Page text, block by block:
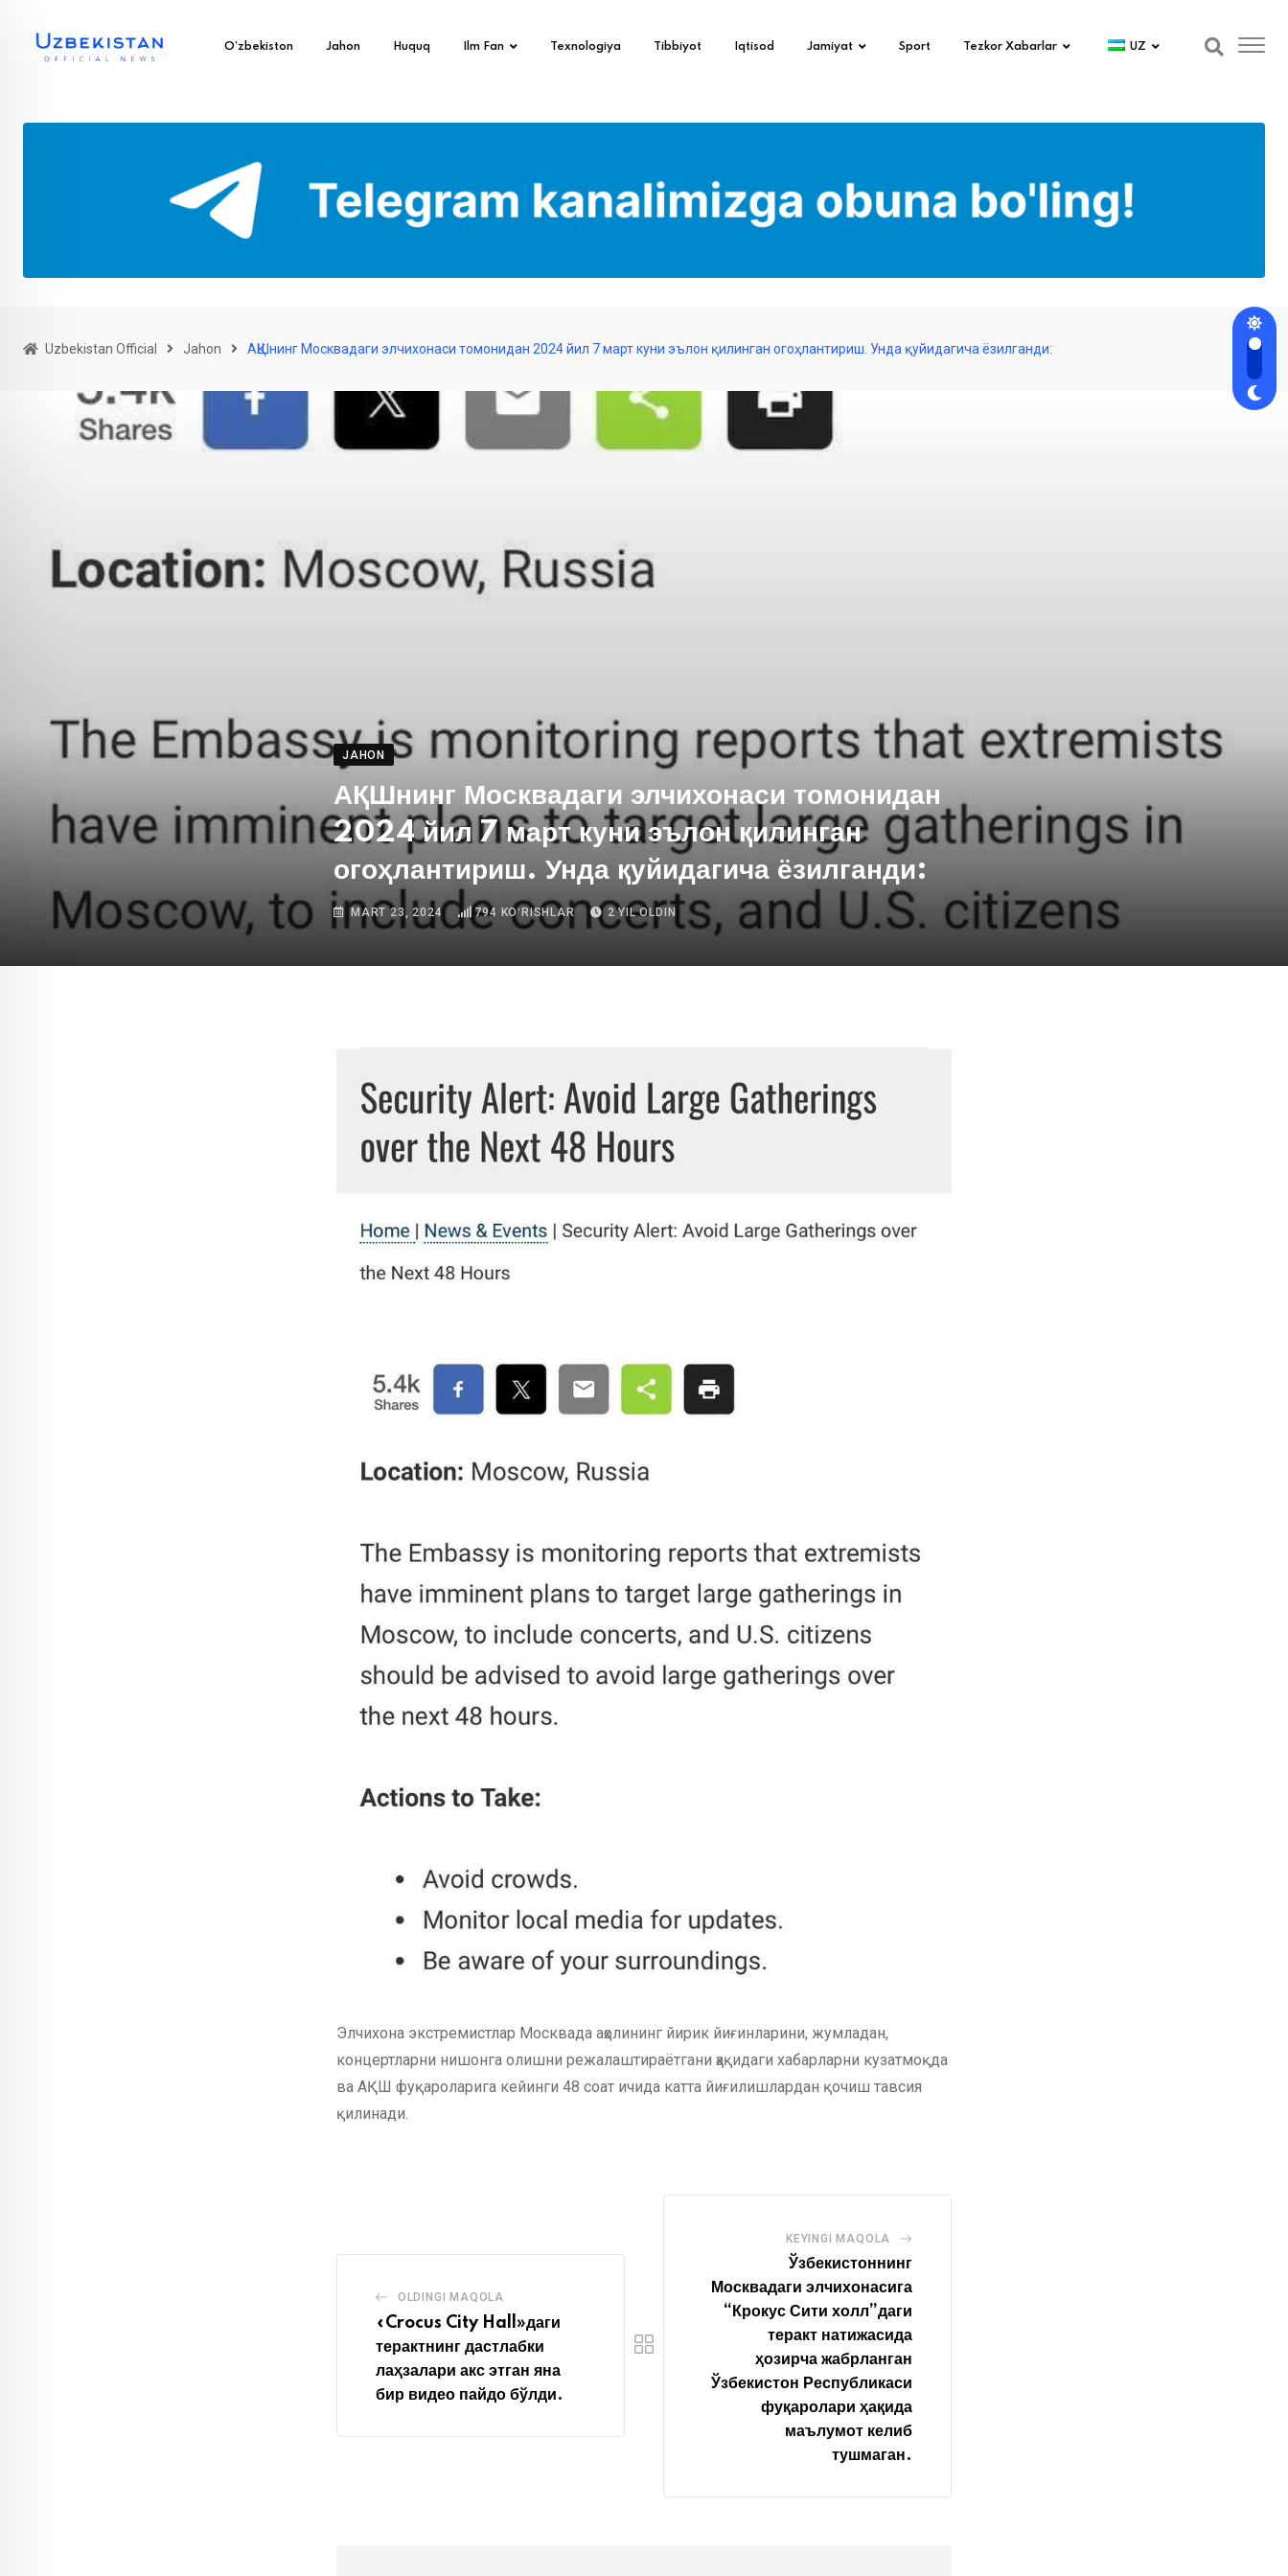
O’zbekiston Jahon Huquq Ilm Fan Texnologiya Tibbiyot Iqtisod Jamiyat Sport Tezkor Xabarlar UZ
Uzbekistan Official Jahon АҚШнинг Москвадаги элчихонаси томонидан 2024 йил 7 март куни эълон қилинган огоҳлантириш. Унда қуйидагича ёзилганди:
JAHON
АҚШнинг Москвадаги элчихонаси томонидан
2024 йил 7 март куни эълон қилинган
огоҳлантириш. Унда қуйидагича ёзилганди:
MART 23, 2024 794 KOʻRISHLAR 2 YIL OLDIN
Элчихона экстремистлар Москвада аҳолининг йирик йиғинларини, жумладан,
концертларни нишонга олишни режалаштираётгани ҳақидаги хабарларни кузатмоқда
ва АҚШ фуқароларига кейинги 48 соат ичида катта йиғилишлардан қочиш тавсия
қилинади.
OLDINGI MAQOLA
«Crocus City Hall»даги
терактнинг дастлабки
лаҳзалари акс этган яна
бир видео пайдо бўлди.
KEYINGI MAQOLA
Ўзбекистоннинг
Москвадаги элчихонасига
“Крокус Сити холл”даги
теракт натижасида
ҳозирча жабрланган
Ўзбекистон Республикаси
фуқаролари ҳақида
маълумот келиб
тушмаган.